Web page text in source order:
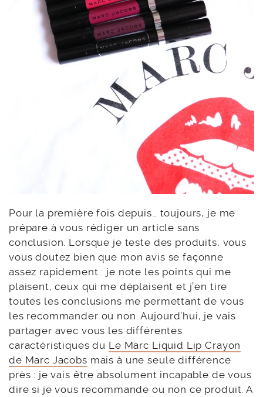
Pour la première fois depuis… toujours, je me
prépare à vous rédiger un article sans
conclusion. Lorsque je teste des produits, vous
vous doutez bien que mon avis se façonne
assez rapidement : je note les points qui me
plaisent, ceux qui me déplaisent et j’en tire
toutes les conclusions me permettant de vous
les recommander ou non. Aujourd’hui, je vais
partager avec vous les différentes
caractéristiques du Le Marc Liquid Lip Crayon
de Marc Jacobs mais à une seule différence
près : je vais être absolument incapable de vous
dire si je vous recommande ou non ce produit. A